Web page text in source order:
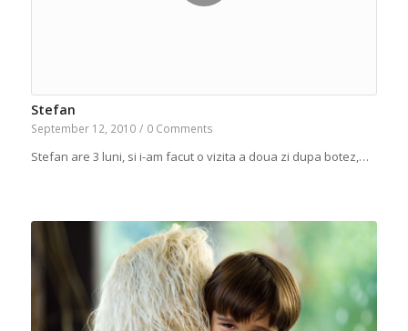
Stefan
September 12, 2010 / 0 Comments
Stefan are 3 luni, si i-am facut o vizita a doua zi dupa botez,…